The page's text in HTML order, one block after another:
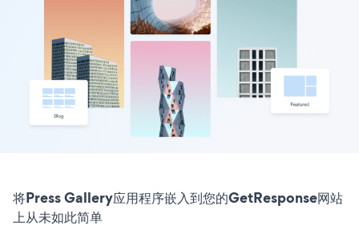
将Press Gallery应用程序嵌入到您的GetResponse网站
上从未如此简单